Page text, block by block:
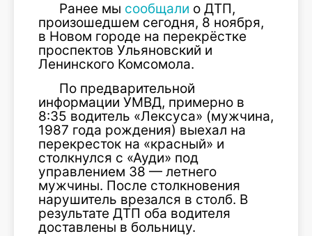
Ранее мы сообщали о ДТП,
произошедшем сегодня, 8 ноября,
в Новом городе на перекрёстке
проспектов Ульяновский и
Ленинского Комсомола.
По предварительной
информации УМВД, примерно в
8:35 водитель «Лексуса» (мужчина,
1987 года рождения) выехал на
перекресток на «красный» и
столкнулся с «Ауди» под
управлением 38 — летнего
мужчины. После столкновения
нарушитель врезался в столб. В
результате ДТП оба водителя
доставлены в больницу.